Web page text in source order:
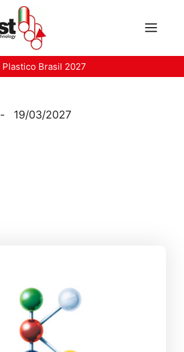
Plastico Brasil 2027
- 19/03/2027